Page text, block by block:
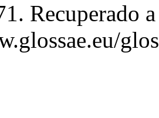
Recuperado